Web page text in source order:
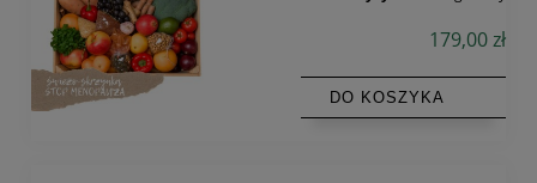
179,00 zł
DO KOSZYKA